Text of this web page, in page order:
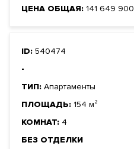
ЦЕНА ОБЩАЯ: 141 649 900
ID: 540474
-
ТИП: Апартаменты
ПЛОЩАДЬ: 154 м²
КОМНАТ: 4
БЕЗ ОТДЕЛКИ